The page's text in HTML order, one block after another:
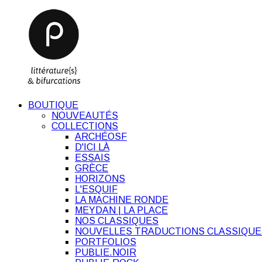
BOUTIQUE
NOUVEAUTÉS
COLLECTIONS
ARCHÉOSF
D'ICI LÀ
ESSAIS
GRÈCE
HORIZONS
L'ESQUIF
LA MACHINE RONDE
MEYDAN | LA PLACE
NOS CLASSIQUES
NOUVELLES TRADUCTIONS
PORTFOLIOS
PUBLIE.NOIR